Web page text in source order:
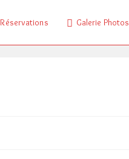
Réservations Galerie Photos